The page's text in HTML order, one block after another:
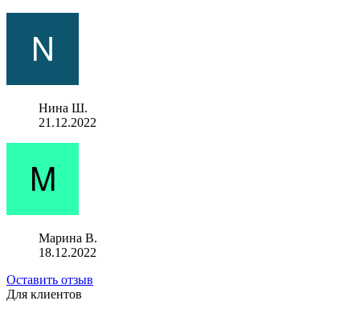
Нина Ш.
21.12.2022
Марина В.
18.12.2022
Оставить отзыв
Для клиентов